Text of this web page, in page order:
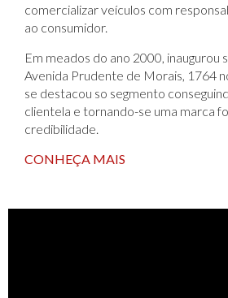
comercializar veículos com
ao consumidor.
Em meados do ano 2000, inaugurou
Avenida Prudente de Morais, 1764
se destacou so segmento
clientela e tornando-se uma marca
credibilidade.
CONHEÇA MAIS